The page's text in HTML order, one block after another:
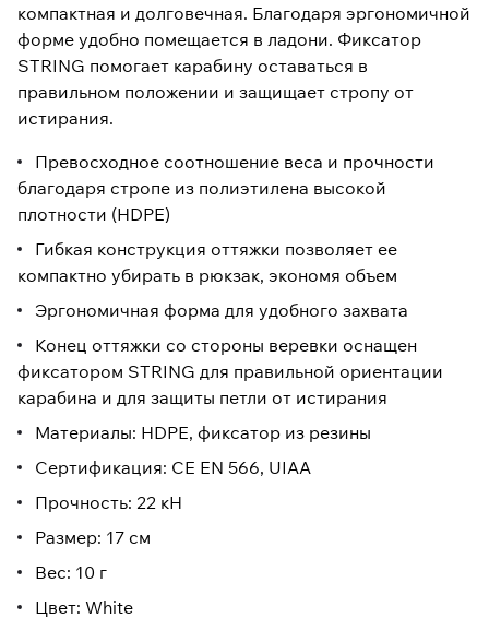
компактная и долговечная. Благодаря эргономичной
форме удобно помещается в ладони. Фиксатор
STRING помогает карабину оставаться в
правильном положении и защищает стропу от
истирания.
Превосходное соотношение веса и прочности
благодаря стропе из полиэтилена высокой
плотности (HDPE)
Гибкая конструкция оттяжки позволяет ее
компактно убирать в рюкзак, экономя объем
Эргономичная форма для удобного захвата
Конец оттяжки со стороны веревки оснащен
фиксатором STRING для правильной ориентации
карабина и для защиты петли от истирания
Материалы: HDPE, фиксатор из резины
Сертификация: CE EN 566, UIAA
Прочность: 22 кН
Размер: 17 см
Вес: 10 г
Цвет: White